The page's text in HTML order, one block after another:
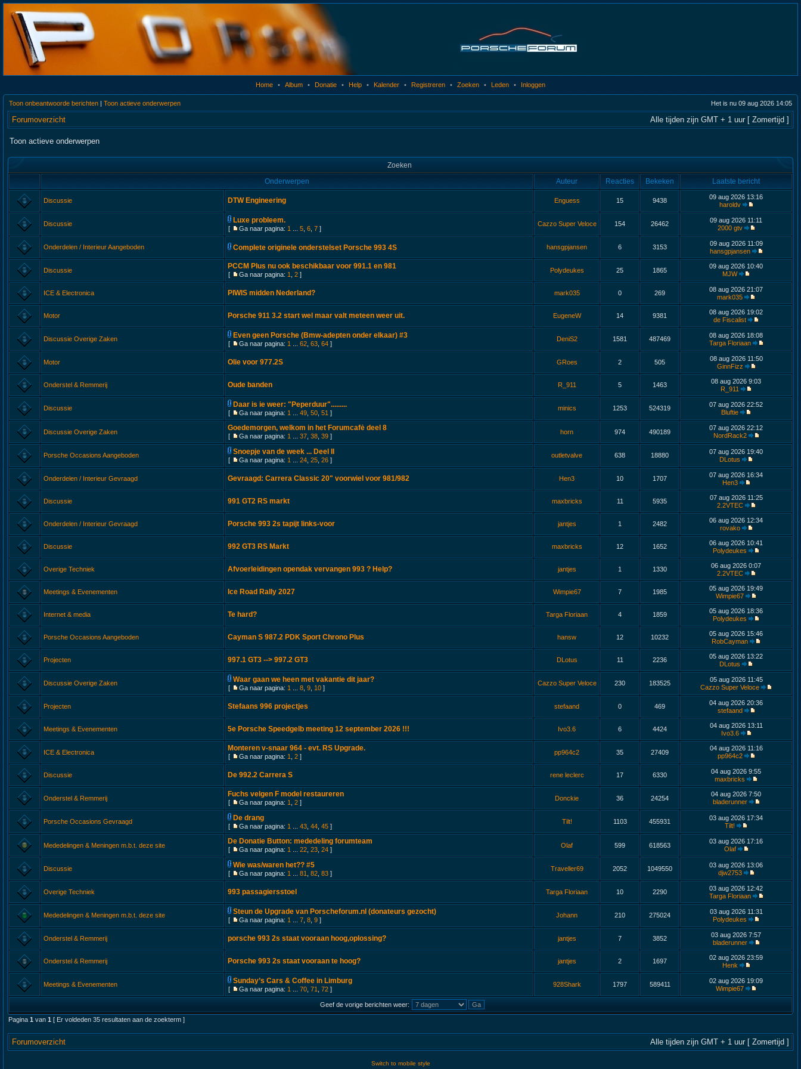
Home • Album • Donatie • Help • Kalender • Registreren • Zoeken • Leden • Inloggen
Toon onbeantwoorde berichten | Toon actieve onderwerpen Het is nu 09 aug 2026 14:05
Forumoverzicht Alle tijden zijn GMT + 1 uur [ Zomertijd ]
Toon actieve onderwerpen
Zoeken
Onderwerpen
Auteur Reacties Bekeken Laatste bericht
Discussie DTW Engineering Enguess 15 9438
09 aug 2026 13:16
haroldv
Discussie Luxe probleem.
[ Ga naar pagina: 1 5 6 7 ]
Cazzo Super Veloce 154 26462
09 aug 2026 11:11
2000 gtv
Onderdelen / Interieur Aangeboden Complete originele onderstelset Porsche 993 4S hansgpjansen 6 3153
09 aug 2026 11:09
hansgpjansen
Discussie PCCM Plus nu ook beschikbaar voor 991.1 en 981
[ Ga naar pagina: 1 2 ]
Polydeukes 25 1865
09 aug 2026 10:40
MJW
ICE & Electronica PIWIS midden Nederland? mark035 0 269
08 aug 2026 21:07
mark035
Motor Porsche 911 3.2 start wel maar valt meteen weer uit. EugeneW 14 9381
08 aug 2026 19:02
de Fiscalist
Discussie Overige Zaken Even geen Porsche (Bmw-adepten onder elkaar) #3
[ Ga naar pagina: 1 62 63 64 ]
DeniS2 1581 487469
08 aug 2026 18:08
Targa Floriaan
Motor Olie voor 977.2S GRoes 2 505
08 aug 2026 11:50
GinnFizz
Onderstel & Remmerij Oude banden R_911 5 1463
08 aug 2026 9:03
R_911
Discussie Daar is ie weer: "Peperduur".........
[ Ga naar pagina: 1 49 50 51 ]
minics 1253 524319
07 aug 2026 22:52
Bluftie
Discussie Overige Zaken Goedemorgen, welkom in het Forumcafė deel 8
[ Ga naar pagina: 1 37 38 39 ]
horn 974 490189
07 aug 2026 22:12
NordRack2
Porsche Occasions Aangeboden Snoepje van de week ... Deel II
[ Ga naar pagina: 1 24 25 26 ]
outletvalve 638 18880
07 aug 2026 19:40
DLotus
Onderdelen / Interieur Gevraagd Gevraagd: Carrera Classic 20" voorwiel voor 981/982 Hen3 10 1707
07 aug 2026 16:34
Hen3
Discussie 991 GT2 RS markt maxbricks 11 5935
07 aug 2026 11:25
2.2VTEC
Onderdelen / Interieur Gevraagd Porsche 993 2s tapijt links-voor jantjes 1 2482
06 aug 2026 12:34
rovako
Discussie 992 GT3 RS Markt maxbricks 12 1652
06 aug 2026 10:41
Polydeukes
Overige Techniek Afvoerleidingen opendak vervangen 993 ? Help? jantjes 1 1330
06 aug 2026 0:07
2.2VTEC
Meetings & Evenementen Ice Road Rally 2027 Wimpie67 7 1985
05 aug 2026 19:49
Wimpie67
Internet & media Te hard? Targa Floriaan 4 1859
05 aug 2026 18:36
Polydeukes
Porsche Occasions Aangeboden Cayman S 987.2 PDK Sport Chrono Plus hansw 12 10232
05 aug 2026 15:46
RobCayman
Projecten 997.1 GT3 --> 997.2 GT3 DLotus 11 2236
05 aug 2026 13:22
DLotus
Discussie Overige Zaken Waar gaan we heen met vakantie dit jaar?
[ Ga naar pagina: 1 8 9 10 ]
Cazzo Super Veloce 230 183525
05 aug 2026 11:45
Cazzo Super Veloce
Projecten Stefaans 996 projectjes stefaand 0 469
04 aug 2026 20:36
stefaand
Meetings & Evenementen 5e Porsche Speedgelb meeting 12 september 2026 !!! Ivo3.6 6 4424
04 aug 2026 13:11
Ivo3.6
ICE & Electronica Monteren v-snaar 964 - evt. RS Upgrade.
[ Ga naar pagina: 1 2 ]
pp964c2 35 27409
04 aug 2026 11:16
pp964c2
Discussie De 992.2 Carrera S rene leclerc 17 6330
04 aug 2026 9:55
maxbricks
Onderstel & Remmerij Fuchs velgen F model restaureren
[ Ga naar pagina: 1 2 ]
Donckie 36 24254
04 aug 2026 7:50
bladerunner
Porsche Occasions Gevraagd De drang
[ Ga naar pagina: 1 43 44 45 ]
Tilt! 1103 455931
03 aug 2026 17:34
Tilt!
Mededelingen & Meningen m.b.t. deze site De Donatie Button: mededeling forumteam
[ Ga naar pagina: 1 22 23 24 ]
Olaf 599 618563
03 aug 2026 17:16
Olaf
Discussie Wie was/waren het?? #5
[ Ga naar pagina: 1 81 82 83 ]
Traveller69 2052 1049550
03 aug 2026 13:06
djw2753
Overige Techniek 993 passagiersstoel Targa Floriaan 10 2290
03 aug 2026 12:42
Targa Floriaan
Mededelingen & Meningen m.b.t. deze site Steun de Upgrade van Porscheforum.nl (donateurs gezocht)
[ Ga naar pagina: 1 7 8 9 ]
Johann 210 275024
03 aug 2026 11:31
Polydeukes
Onderstel & Remmerij porsche 993 2s staat vooraan hoog,oplossing? jantjes 7 3852
03 aug 2026 7:57
bladerunner
Onderstel & Remmerij Porsche 993 2s staat vooraan te hoog? jantjes 2 1697
02 aug 2026 23:59
Henk
Meetings & Evenementen Sunday’s Cars & Coffee in Limburg
[ Ga naar pagina: 1 70 71 72 ]
928Shark 1797 589411
02 aug 2026 19:09
Wimpie67
Geef de vorige berichten weer:
Pagina 1 van 1 [ Er voldeden 35 resultaten aan de zoekterm ]
Forumoverzicht Alle tijden zijn GMT + 1 uur [ Zomertijd ]
Switch to mobile style